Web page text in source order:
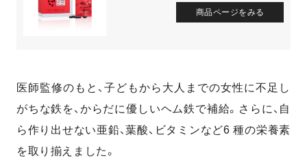
商品ページをみる
医師監修のもと、子どもから大人までの女性に不足し
がちな鉄を、からだに優しいヘム鉄で補給。さらに、自
ら作り出せない亜鉛、葉酸、ビタミンなど6 種の栄養素
を取り揃えました。